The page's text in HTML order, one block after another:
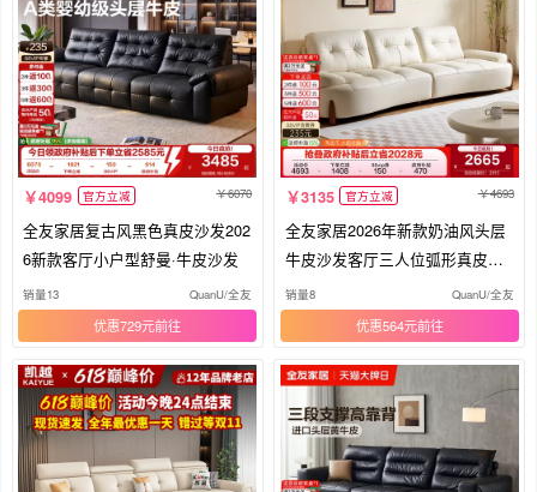
4099 官方立减 6070
全友家居复古风黑色真皮沙发202
6新款客厅小户型舒曼·牛皮沙发
销量13 QuanU/全友
优惠729元
3135 官方立减 4693
全友家居2026年新款奶油风头层
牛皮沙发客厅三人位弧形真皮沙
发
销量8 QuanU/全友
优惠564元